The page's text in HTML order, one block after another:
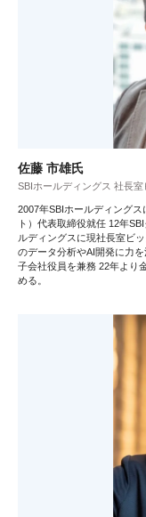
佐藤 市雄氏
SBIホールディングス 社長
2007年SBIホールディング
ト）代表取締役就任 12年
ルディングスに現社長室ビ
のデータ分析やAI開発に力
子会社役員を兼務 22年より
める。